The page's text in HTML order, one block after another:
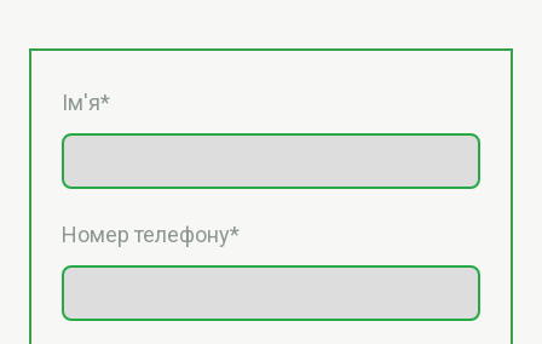
Ім'я*
Номер телефону*